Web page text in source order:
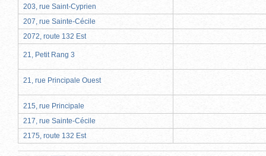
203, rue Saint-Cyprien
207, rue Sainte-Cécile
2072, route 132 Est
21, Petit Rang 3
21, rue Principale Ouest
215, rue Principale
217, rue Sainte-Cécile
2175, route 132 Est